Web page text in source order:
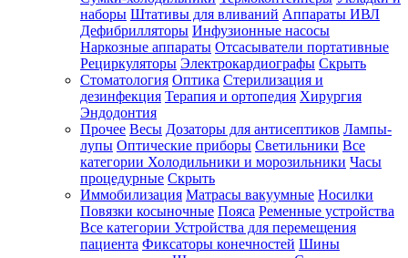
наборы Штативы для вливаний Аппараты ИВЛ
Дефибрилляторы Инфузионные насосы
Наркозные аппараты Отсасыватели портативные
Рециркуляторы Электрокардиографы Скрыть
Стоматология Оптика Стерилизация и
дезинфекция Терапия и ортопедия Хирургия
Эндодонтия
Прочее Весы Дозаторы для антисептиков Лампы-
лупы Оптические приборы Светильники Все
категории Холодильники и морозильники Часы
процедурные Скрыть
Иммобилизация Матрасы вакуумные Носилки
Повязки косыночные Пояса Ременные устройства
Все категории Устройства для перемещения
пациента Фиксаторы конечностей Шины